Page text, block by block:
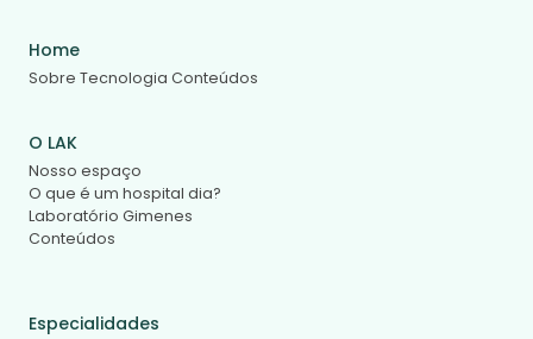
Home
Sobre Tecnologia Conteúdos
O LAK
Nosso espaço
O que é um hospital dia?
Laboratório Gimenes
Conteúdos
Especialidades